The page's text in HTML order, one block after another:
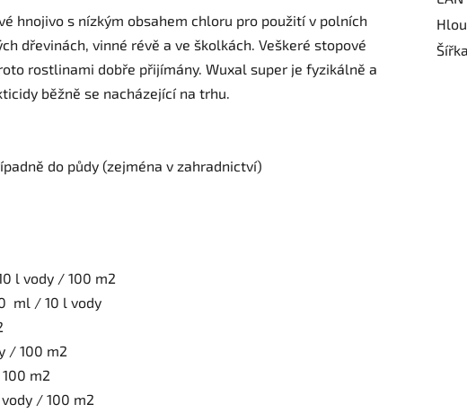
hnojivo s nízkým obsahem chloru pro použití v polních
dřevinách, vinné révě a ve školkách. Veškeré stopové
rostlinami dobře přijímány. Wuxal super je fyzikálně a
běžně se nacházející na trhu.
do půdy (zejména v zahradnictví)
l vody / 100 m2
ml / 10 l vody
/ 100 m2
m2
/ 100 m2